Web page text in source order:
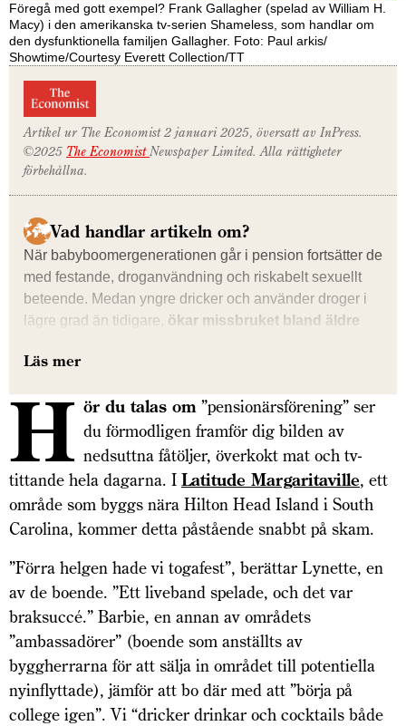
Föregå med gott exempel? Frank Gallagher (spelad av William H.
Macy) i den amerikanska tv-serien Shameless, som handlar om
den dysfunktionella familjen Gallagher. Foto: Paul arkis/
Showtime/Courtesy Everett Collection/TT
Artikel ur The Economist2 januari 2025, översatt av InPress.
©2025 The EconomistNewspaper Limited. Alla rättigheter
förbehållna.
Vad handlar artikeln om?
När babyboomer­generationen går i pension fortsätter de
med festande, droganvändning och riskabelt sexuellt
beteende. Medan yngre dricker och använder droger i
lägre grad än tidigare, ökar missbruket bland äldre
Samtidigt ökar skilsmässor bland pensionärer. Många
Trenden kan bero på ökad rikedom, minskat ansvar
och mer fritid.
Läs mer
H ör du talas om ”pensionärsförening” ser
du förmodligen framför dig bilden av
nedsuttna fåtöljer, överkokt mat och tv-
tittande hela dagarna. I Latitude Margaritaville, ett
område som byggs nära Hilton Head Island i South
Carolina, kommer detta påstående snabbt på skam.
”Förra helgen hade vi togafest”, berättar Lynette, en
av de boende. ”Ett liveband spelade, och det var
braksuccé.” Barbie, en annan av områdets
”ambassadörer” (boende som anställts av
byggherrarna för att sälja in området till potentiella
nyinflyttade), jämför att bo där med att ”börja på
college igen”. Vi “dricker drinkar och cocktails både